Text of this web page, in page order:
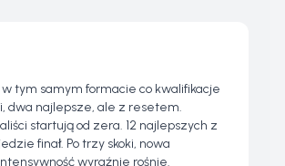
w tym samym formacie co kwalifikacje
dwa najlepsze, ale z resetem.
startują od zera. 12 najlepszych z
finał. Po trzy skoki, nowa
wyraźnie rośnie.